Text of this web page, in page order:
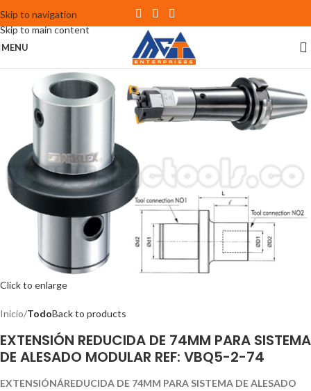
Skip to navigation
Skip to main content
MENU
Click to enlarge
Inicio TodoBack to products
EXTENSIÓN REDUCIDA DE 74MM PARA SISTEMA
DE ALESADO MODULAR REF: VBQ5-2-74
EXTENSIÓNÁREDUCIDA DE 74MM PARA SISTEMA DE ALESADO